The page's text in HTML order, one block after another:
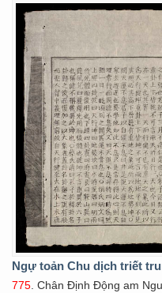
Ngự toản Chu dịch triết
775. Chân Định Động am